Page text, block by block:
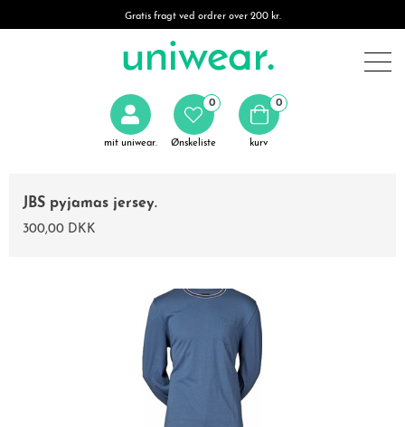
Gratis fragt ved ordrer over 200 kr.
mit uniwear. Ønskeliste
0 0
kurv
JBS pyjamas jersey.
300,00 DKK